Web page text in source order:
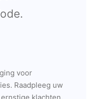
voor
Raadpleeg uw